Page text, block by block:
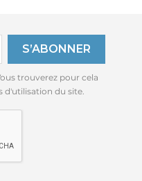
trouverez pour cela
du site.